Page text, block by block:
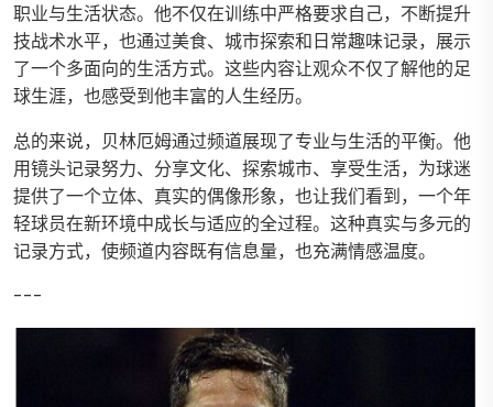
职业与生活状态。他不仅在训练中严格要求自己，不断提升
技战术水平，也通过美食、城市探索和日常趣味记录，展示
了一个多面向的生活方式。这些内容让观众不仅了解他的足
球生涯，也感受到他丰富的人生经历。
总的来说，贝林厄姆通过频道展现了专业与生活的平衡。他
用镜头记录努力、分享文化、探索城市、享受生活，为球迷
提供了一个立体、真实的偶像形象，也让我们看到，一个年
轻球员在新环境中成长与适应的全过程。这种真实与多元的
记录方式，使频道内容既有信息量，也充满情感温度。
---